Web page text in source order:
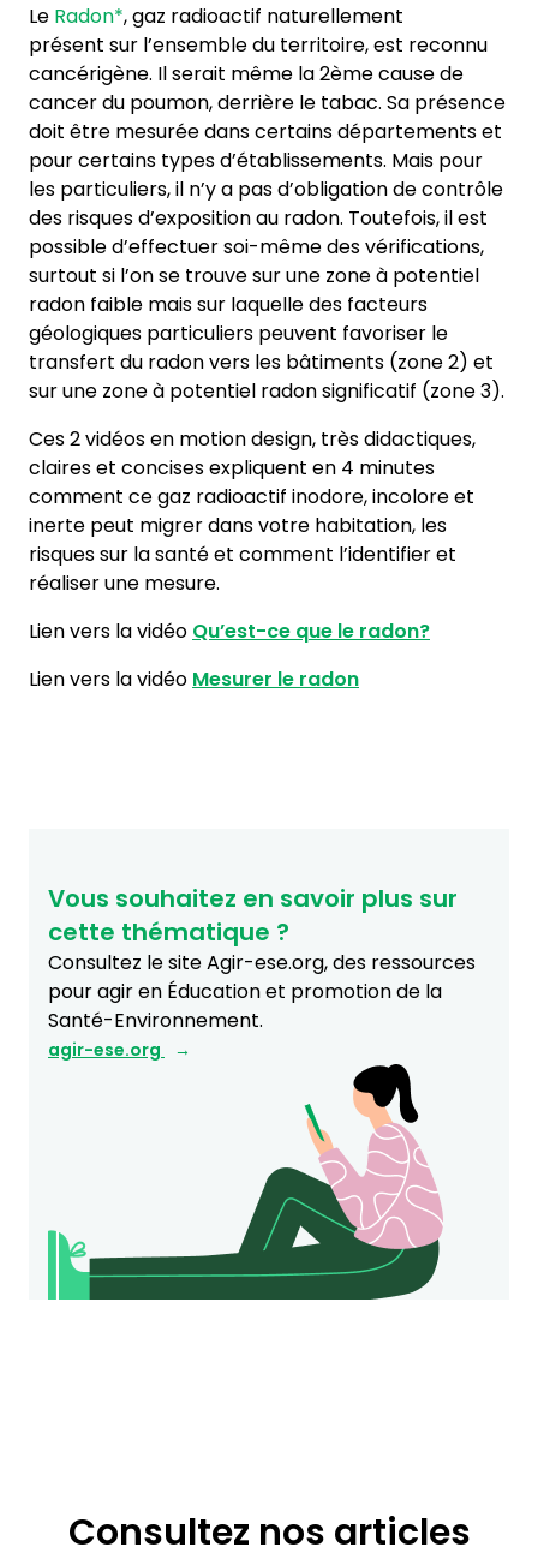
Le Radon*, gaz radioactif naturellement
présent sur l’ensemble du territoire, est reconnu
cancérigène. Il serait même la 2ème cause de
cancer du poumon, derrière le tabac. Sa présence
doit être mesurée dans certains départements et
pour certains types d’établissements. Mais pour
les particuliers, il n’y a pas d’obligation de contrôle
des risques d’exposition au radon. Toutefois, il est
possible d’effectuer soi-même des vérifications,
surtout si l’on se trouve sur une zone à potentiel
radon faible mais sur laquelle des facteurs
géologiques particuliers peuvent favoriser le
transfert du radon vers les bâtiments (zone 2) et
sur une zone à potentiel radon significatif (zone 3).
Ces 2 vidéos en motion design, très didactiques,
claires et concises expliquent en 4 minutes
comment ce gaz radioactif inodore, incolore et
inerte peut migrer dans votre habitation, les
risques sur la santé et comment l’identifier et
réaliser une mesure.
Lien vers la vidéo Qu’est-ce que le radon?
Lien vers la vidéo Mesurer le radon
Vous souhaitez en savoir plus sur
cette thématique ?
Consultez le site Agir-ese.org, des ressources
pour agir en Éducation et promotion de la
Santé-Environnement.
agir-ese.org
Consultez nos articles